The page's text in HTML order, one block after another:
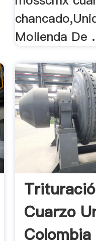
Molienda De
Cuarzo
Colombia